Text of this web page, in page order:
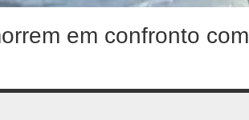
em confronto com